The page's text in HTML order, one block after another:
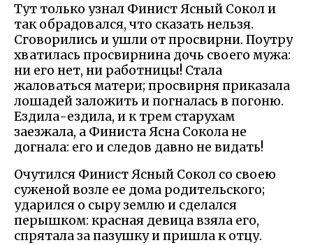
Тут только узнал Финист Ясный Сокол и
так обрадовался, что сказать нельзя.
Сговорились и ушли от просвирни. Поутру
хватилась просвирнина дочь своего мужа:
ни его нет, ни работницы! Стала
жаловаться матери; просвирня приказала
лошадей заложить и погналась в погоню.
Ездила-ездила, и к трем старухам
заезжала, а Финиста Ясна Сокола не
догнала: его и следов давно не видать!
Очутился Финист Ясный Сокол со своею
суженой возле ее дома родительского;
ударился о сыру землю и сделался
перышком: красная девица взяла его,
спрятала за пазушку и пришла к отцу.